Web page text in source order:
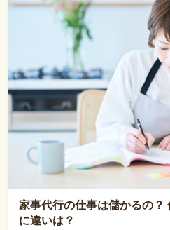
家事代行の仕事は儲かるの？
に違いは？